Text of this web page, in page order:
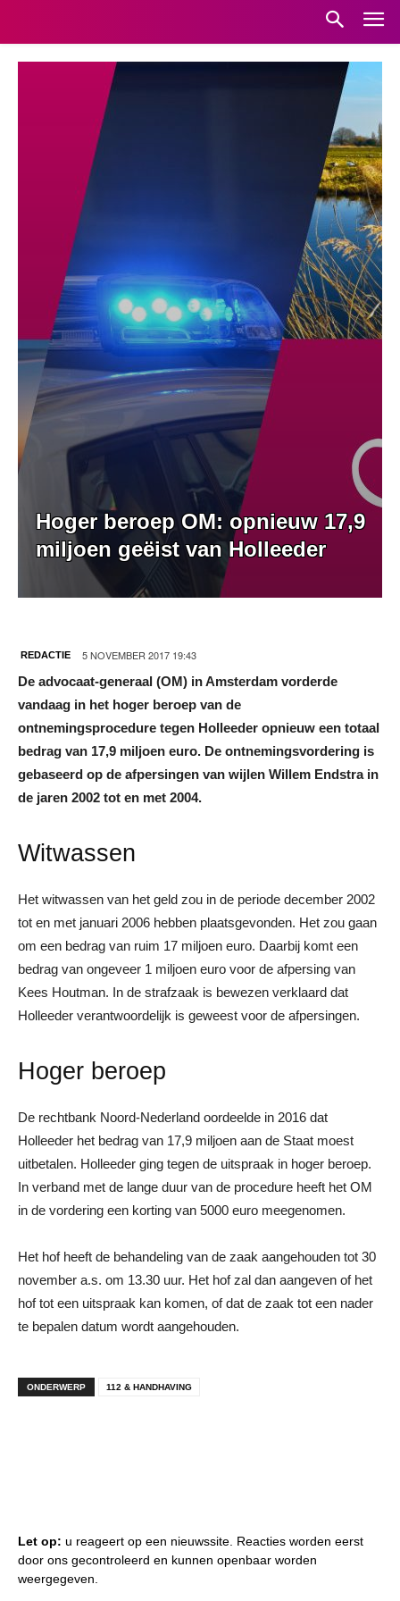
Hoger beroep OM: opnieuw 17,9
miljoen geëist van Holleeder
REDACTIE 5 NOVEMBER 2017 19:43
De advocaat-generaal (OM) in Amsterdam vorderde
vandaag in het hoger beroep van de
ontnemingsprocedure tegen Holleeder opnieuw een totaal
bedrag van 17,9 miljoen euro. De ontnemingsvordering is
gebaseerd op de afpersingen van wijlen Willem Endstra in
de jaren 2002 tot en met 2004.
Witwassen
Het witwassen van het geld zou in de periode december 2002
tot en met januari 2006 hebben plaatsgevonden. Het zou gaan
om een bedrag van ruim 17 miljoen euro. Daarbij komt een
bedrag van ongeveer 1 miljoen euro voor de afpersing van
Kees Houtman. In de strafzaak is bewezen verklaard dat
Holleeder verantwoordelijk is geweest voor de afpersingen.
Hoger beroep
De rechtbank Noord-Nederland oordeelde in 2016 dat
Holleeder het bedrag van 17,9 miljoen aan de Staat moest
uitbetalen. Holleeder ging tegen de uitspraak in hoger beroep.
In verband met de lange duur van de procedure heeft het OM
in de vordering een korting van 5000 euro meegenomen.
Het hof heeft de behandeling van de zaak aangehouden tot 30
november a.s. om 13.30 uur. Het hof zal dan aangeven of het
hof tot een uitspraak kan komen, of dat de zaak tot een nader
te bepalen datum wordt aangehouden.
ONDERWERP 112 & HANDHAVING
Let op: u reageert op een nieuwssite. Reacties worden eerst
door ons gecontroleerd en kunnen openbaar worden
weergegeven.